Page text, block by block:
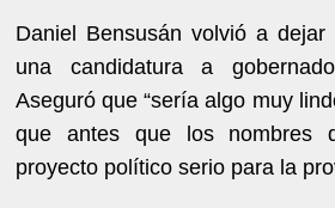
Daniel Bensusán volvió a
una candidatura a
Aseguró que “sería algo muy
que antes que los nombres
proyecto político serio para la